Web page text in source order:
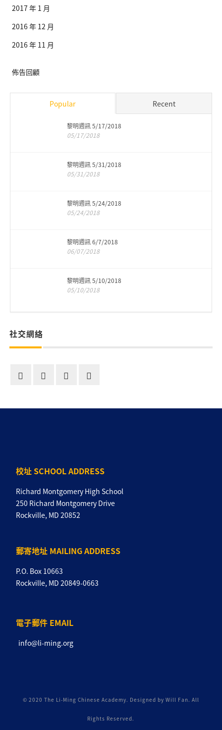
2017 年 1 月
2016 年 12 月
2016 年 11 月
佈告回顧
Popular Recent
黎明週訊 5/17/2018
05/17/2018
黎明週訊 5/31/2018
05/31/2018
黎明週訊 5/24/2018
05/24/2018
黎明週訊 6/7/2018
06/07/2018
黎明週訊 5/10/2018
05/10/2018
社交網絡
校址 SCHOOL ADDRESS
Richard Montgomery High School
250 Richard Montgomery Drive
Rockville, MD 20852
郵寄地址 MAILING ADDRESS
P.O. Box 10663
Rockville, MD 20849-0663
電子郵件 EMAIL
info@li-ming.org
© 2020 The Li-Ming Chinese Academy. Designed by Will Fan. All
Rights Reserved.